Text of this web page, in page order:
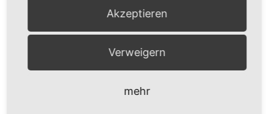
Rhönbauer – Familie Schmitt
Akzeptieren
Verweigern
mehr